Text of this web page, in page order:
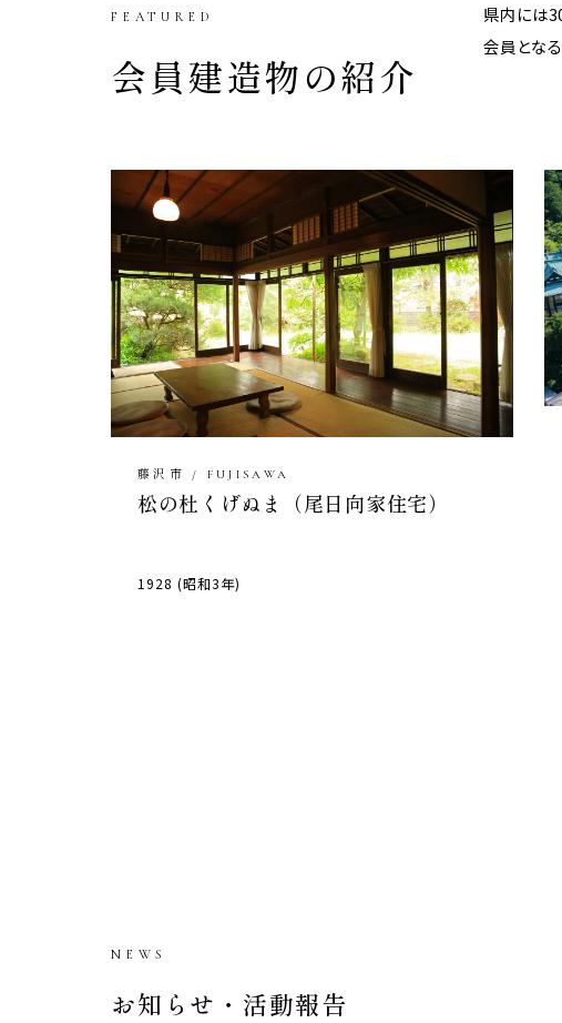
FEATURED
会員建造物の紹介
県内には
会員とな
藤沢市 / FUJISAWA
松の杜くげぬま（尾日向家住宅）
1928 (昭和3年)
NEWS
お知らせ・活動報告